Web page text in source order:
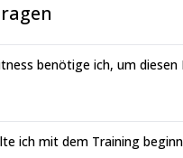
benötige ich, um
ich mit dem Training